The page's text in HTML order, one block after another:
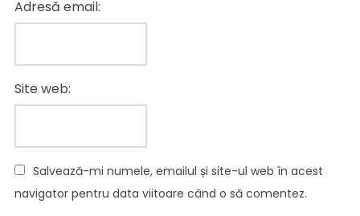
Adresă email:
Site web:
Salvează-mi numele, emailul și site-ul web în acest
navigator pentru data viitoare când o să comentez.